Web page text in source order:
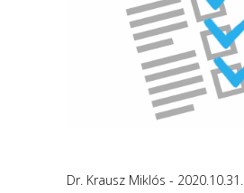
Dr. Krausz Miklós 2020.10.31.